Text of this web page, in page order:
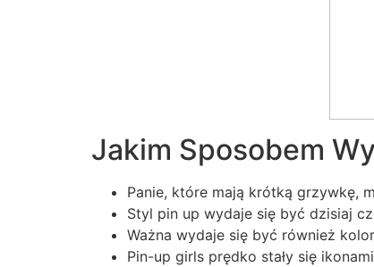
Jakim Sposobem
Panie, które mają krótką grzywkę,
Styl pin up wydaje się być dzisiaj
Ważna wydaje się być również
Pin-up girls prędko stały się